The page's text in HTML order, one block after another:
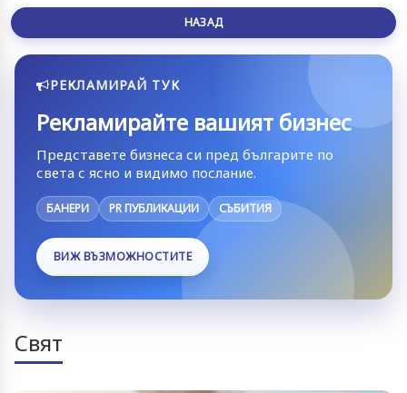
НАЗАД
РЕКЛАМИРАЙ ТУК
Рекламирайте вашият бизнес
Представете бизнеса си пред българите по
света с ясно и видимо послание.
БАНЕРИ PR ПУБЛИКАЦИИ СЪБИТИЯ
ВИЖ ВЪЗМОЖНОСТИТЕ
Свят